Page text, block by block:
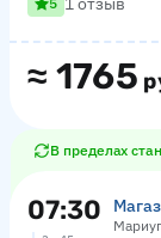
≈ 1765
В пределах
07:30